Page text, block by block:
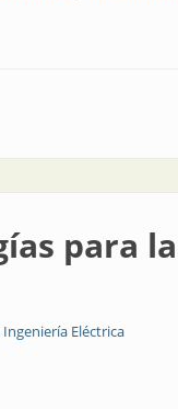
auxiliares. Parte 2
para
Ingeniería Eléctrica